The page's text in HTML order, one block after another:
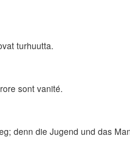
turhuutta.
sont vanité.
denn die Jugend und das